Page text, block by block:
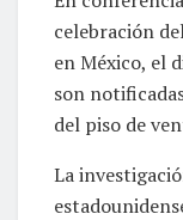
celebración
en México, el
son
del piso de
La